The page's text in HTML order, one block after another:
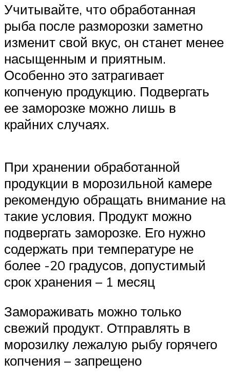
Учитывайте, что обработанная
рыба после разморозки заметно
изменит свой вкус, он станет менее
насыщенным и приятным.
Особенно это затрагивает
копченую продукцию. Подвергать
ее заморозке можно лишь в
крайних случаях.
При хранении обработанной
продукции в морозильной камере
рекомендую обращать внимание на
такие условия. Продукт можно
подвергать заморозке. Его нужно
содержать при температуре не
более -20 градусов, допустимый
срок хранения – 1 месяц
Замораживать можно только
свежий продукт. Отправлять в
морозилку лежалую рыбу горячего
копчения – запрещено